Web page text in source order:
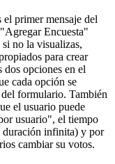
primer mensaje del
Encuesta"
no la visualizas,
para crear
dos opciones en el
cada opción se
formulario. También
el usuario puede
usuario", el tiempo
duración infinita) y por
cambiar su votos.